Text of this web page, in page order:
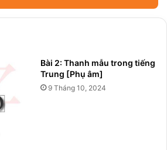
Bài 2: Thanh mẫu trong tiếng
Trung [Phụ âm]
9 Tháng 10, 2024